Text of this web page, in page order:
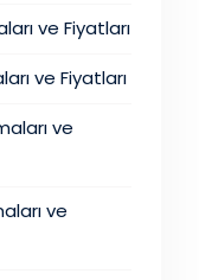
ve Fiyatları
ve Fiyatları
ve
ve